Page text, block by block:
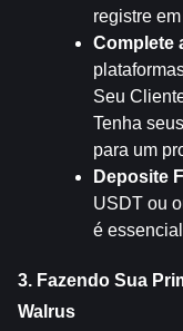
registre
Complete
Seu
Tenha
para um
Deposite
USDT ou
é
3. Fazendo Sua
Walrus